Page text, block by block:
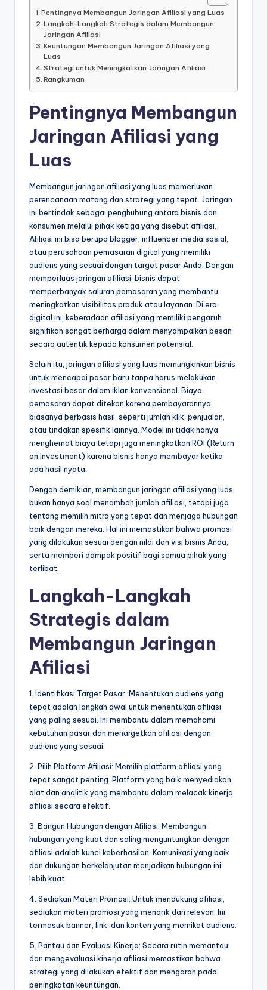
Pentingnya Membangun Jaringan Afiliasi yang Luas
Langkah-Langkah Strategis dalam Membangun
Jaringan Afiliasi
Keuntungan Membangun Jaringan Afiliasi yang
Luas
Strategi untuk Meningkatkan Jaringan Afiliasi
Rangkuman
Pentingnya Membangun
Jaringan Afiliasi yang
Luas
Membangun jaringan afiliasi yang luas memerlukan
perencanaan matang dan strategi yang tepat. Jaringan
ini bertindak sebagai penghubung antara bisnis dan
konsumen melalui pihak ketiga yang disebut afiliasi.
Afiliasi ini bisa berupa blogger, influencer media sosial,
atau perusahaan pemasaran digital yang memiliki
audiens yang sesuai dengan target pasar Anda. Dengan
memperluas jaringan afiliasi, bisnis dapat
memperbanyak saluran pemasaran yang membantu
meningkatkan visibilitas produk atau layanan. Di era
digital ini, keberadaan afiliasi yang memiliki pengaruh
signifikan sangat berharga dalam menyampaikan pesan
secara autentik kepada konsumen potensial.
Selain itu, jaringan afiliasi yang luas memungkinkan bisnis
untuk mencapai pasar baru tanpa harus melakukan
investasi besar dalam iklan konvensional. Biaya
pemasaran dapat ditekan karena pembayarannya
biasanya berbasis hasil, seperti jumlah klik, penjualan,
atau tindakan spesifik lainnya. Model ini tidak hanya
menghemat biaya tetapi juga meningkatkan ROI (Return
on Investment) karena bisnis hanya membayar ketika
ada hasil nyata.
Dengan demikian, membangun jaringan afiliasi yang luas
bukan hanya soal menambah jumlah afiliasi, tetapi juga
tentang memilih mitra yang tepat dan menjaga hubungan
baik dengan mereka. Hal ini memastikan bahwa promosi
yang dilakukan sesuai dengan nilai dan visi bisnis Anda,
serta memberi dampak positif bagi semua pihak yang
terlibat.
Langkah-Langkah
Strategis dalam
Membangun Jaringan
Afiliasi
1. Identifikasi Target Pasar: Menentukan audiens yang
tepat adalah langkah awal untuk menentukan afiliasi
yang paling sesuai. Ini membantu dalam memahami
kebutuhan pasar dan menargetkan afiliasi dengan
audiens yang sesuai.
2. Pilih Platform Afiliasi: Memilih platform afiliasi yang
tepat sangat penting. Platform yang baik menyediakan
alat dan analitik yang membantu dalam melacak kinerja
afiliasi secara efektif.
3. Bangun Hubungan dengan Afiliasi: Membangun
hubungan yang kuat dan saling menguntungkan dengan
afiliasi adalah kunci keberhasilan. Komunikasi yang baik
dan dukungan berkelanjutan menjadikan hubungan ini
lebih kuat.
4. Sediakan Materi Promosi: Untuk mendukung afiliasi,
sediakan materi promosi yang menarik dan relevan. Ini
termasuk banner, link, dan konten yang memikat audiens.
5. Pantau dan Evaluasi Kinerja: Secara rutin memantau
dan mengevaluasi kinerja afiliasi memastikan bahwa
strategi yang dilakukan efektif dan mengarah pada
peningkatan keuntungan.